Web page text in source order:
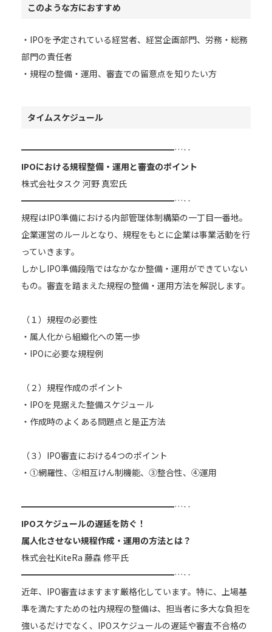
このような方におすすめ
・IPOを予定されている経営者、経営企画部門、労務・総務
部門の責任者
・規程の整備・運用、審査での留意点を知りたい方
タイムスケジュール
━━━━━━━━━━━━━━━━━━…‥
IPOにおける規程整備・運用と審査のポイント
株式会社タスク 河野 真宏氏
━━━━━━━━━━━━━━━━━━…‥
規程はIPO準備における内部管理体制構築の一丁目一番地。
企業運営のルールとなり、規程をもとに企業は事業活動を行
っていきます。
しかしIPO準備段階ではなかなか整備・運用ができていない
もの。審査を踏まえた規程の整備・運用方法を解説します。
（１）規程の必要性
・属人化から組織化への第一歩
・IPOに必要な規程例
（２）規程作成のポイント
・IPOを見据えた整備スケジュール
・作成時のよくある問題点と是正方法
（３）IPO審査における4つのポイント
・①網羅性、②相互けん制機能、③整合性、④運用
━━━━━━━━━━━━━━━━━━…‥
IPOスケジュールの遅延を防ぐ！
属人化させない規程作成・運用の方法とは？
株式会社KiteRa 藤森 修平氏
━━━━━━━━━━━━━━━━━━…‥
近年、IPO審査はますます厳格化しています。特に、上場基
準を満たすための社内規程の整備は、担当者に多大な負担を
強いるだけでなく、IPOスケジュールの遅延や審査不合格の